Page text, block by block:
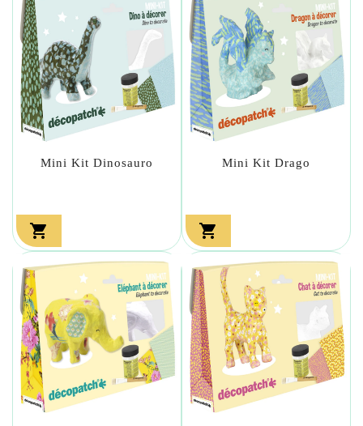
Mini Kit Dinosauro

Mini Kit Drago
